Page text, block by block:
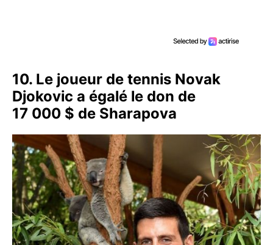
10. Le joueur de tennis Novak
Djokovic a égalé le don de
17 000 $ de Sharapova